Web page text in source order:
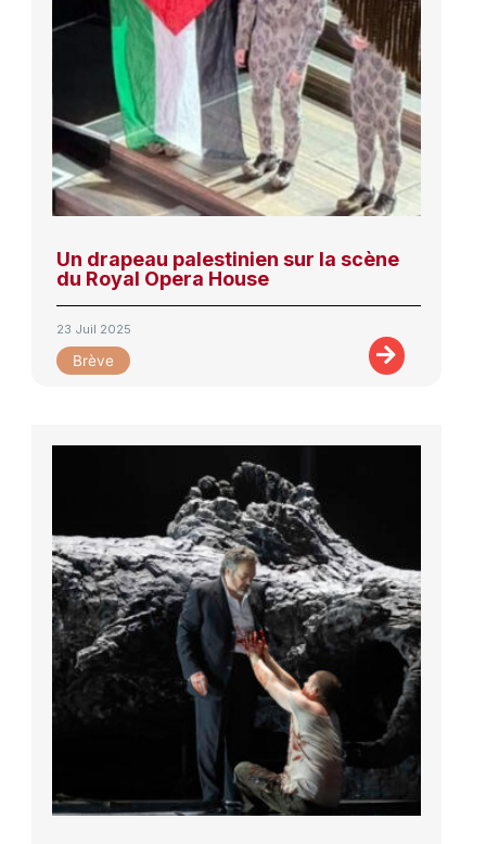
Un drapeau palestinien sur la scène
du Royal Opera House
23 Juil 2025
Brève